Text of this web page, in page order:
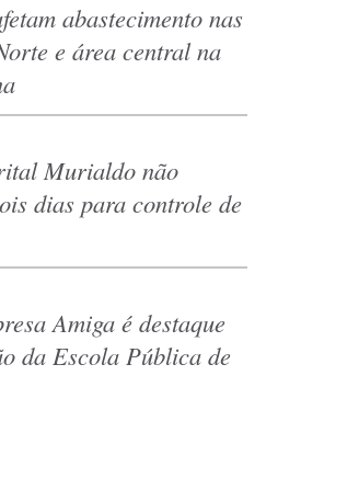
abastecimento nas
e área central na
Murialdo não
dias para controle de
Amiga é destaque
da Escola Pública de